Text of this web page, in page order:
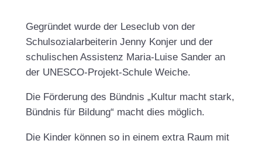
Gegründet wurde der Leseclub von der
Schulsozialarbeiterin Jenny Konjer und der
schulischen Assistenz Maria-Luise Sander an
der UNESCO-Projekt-Schule Weiche.
Die Förderung des Bündnis „Kultur macht stark,
Bündnis für Bildung“ macht dies möglich.
Die Kinder können so in einem extra Raum mit